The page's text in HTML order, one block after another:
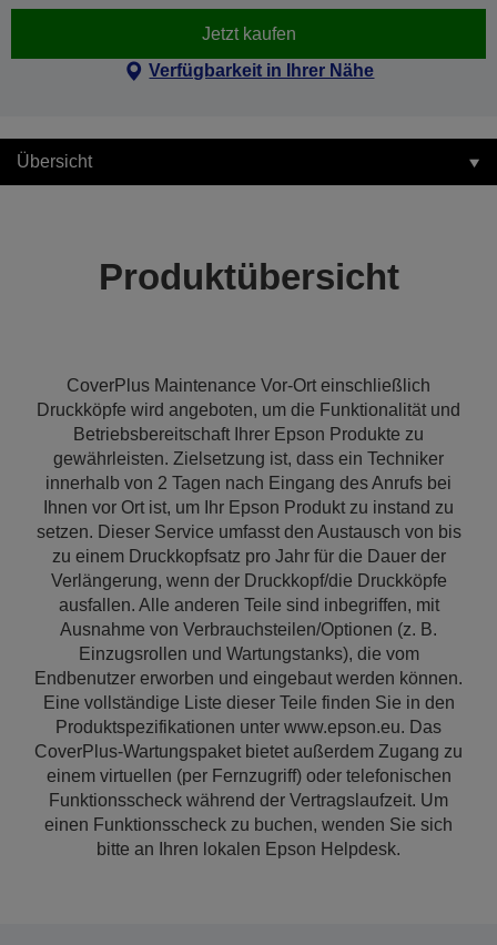
Jetzt kaufen
Verfügbarkeit in Ihrer Nähe
Übersicht
Produktübersicht
CoverPlus Maintenance Vor-Ort einschließlich
Druckköpfe wird angeboten, um die Funktionalität und
Betriebsbereitschaft Ihrer Epson Produkte zu
gewährleisten. Zielsetzung ist, dass ein Techniker
innerhalb von 2 Tagen nach Eingang des Anrufs bei
Ihnen vor Ort ist, um Ihr Epson Produkt zu instand zu
setzen. Dieser Service umfasst den Austausch von bis
zu einem Druckkopfsatz pro Jahr für die Dauer der
Verlängerung, wenn der Druckkopf/die Druckköpfe
ausfallen. Alle anderen Teile sind inbegriffen, mit
Ausnahme von Verbrauchsteilen/Optionen (z. B.
Einzugsrollen und Wartungstanks), die vom
Endbenutzer erworben und eingebaut werden können.
Eine vollständige Liste dieser Teile finden Sie in den
Produktspezifikationen unter www.epson.eu. Das
CoverPlus-Wartungspaket bietet außerdem Zugang zu
einem virtuellen (per Fernzugriff) oder telefonischen
Funktionsscheck während der Vertragslaufzeit. Um
einen Funktionsscheck zu buchen, wenden Sie sich
bitte an Ihren lokalen Epson Helpdesk.